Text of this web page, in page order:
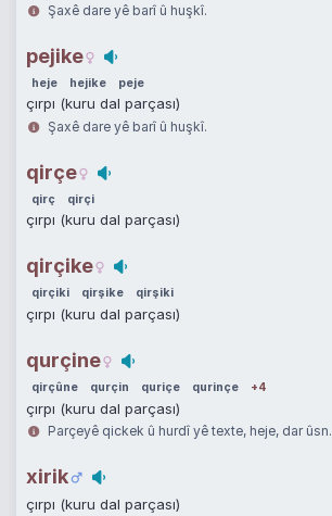
Şaxê dare yê barî û huşkî.
pejike
heje hejike peje
çırpı (kuru dal parçası)
Şaxê dare yê barî û huşkî.
qirçe
qirç qirçi
çırpı (kuru dal parçası)
qirçike
qirçiki qirşike qirşiki
çırpı (kuru dal parçası)
qurçine
qirçûne qurçin quriçe qurinçe +4
çırpı (kuru dal parçası)
Parçeyê qickek û hurdî yê texte, heje, dar ûsn.
xirik
çırpı (kuru dal parçası)